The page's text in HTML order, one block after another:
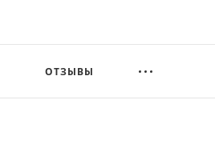
ОТЗЫВЫ